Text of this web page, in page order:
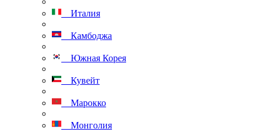
Италия
Камбоджа
Южная Корея
Кувейт
Марокко
Монголия